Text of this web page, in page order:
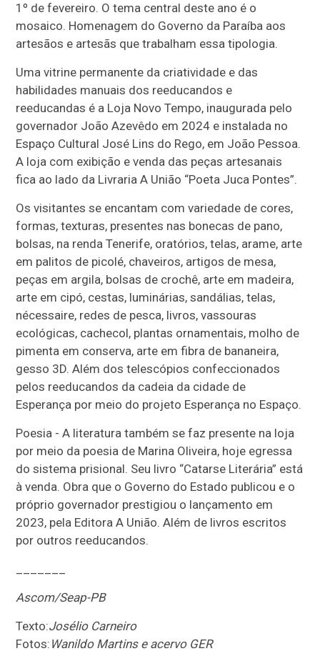
1º de fevereiro. O tema central deste ano é o
mosaico. Homenagem do Governo da Paraíba aos
artesãos e artesãs que trabalham essa tipologia.
Uma vitrine permanente da criatividade e das
habilidades manuais dos reeducandos e
reeducandas é a Loja Novo Tempo, inaugurada pelo
governador João Azevêdo em 2024 e instalada no
Espaço Cultural José Lins do Rego, em João Pessoa.
A loja com exibição e venda das peças artesanais
fica ao lado da Livraria A União “Poeta Juca Pontes”.
Os visitantes se encantam com variedade de cores,
formas, texturas, presentes nas bonecas de pano,
bolsas, na renda Tenerife, oratórios, telas, arame, arte
em palitos de picolé, chaveiros, artigos de mesa,
peças em argila, bolsas de crochê, arte em madeira,
arte em cipó, cestas, luminárias, sandálias, telas,
nécessaire, redes de pesca, livros, vassouras
ecológicas, cachecol, plantas ornamentais, molho de
pimenta em conserva, arte em fibra de bananeira,
gesso 3D. Além dos telescópios confeccionados
pelos reeducandos da cadeia da cidade de
Esperança por meio do projeto Esperança no Espaço.
Poesia - A literatura também se faz presente na loja
por meio da poesia de Marina Oliveira, hoje egressa
do sistema prisional. Seu livro “Catarse Literária” está
à venda. Obra que o Governo do Estado publicou e o
próprio governador prestigiou o lançamento em
2023, pela Editora A União. Além de livros escritos
por outros reeducandos.
Ascom/Seap-PB
Texto:Josélio Carneiro
Fotos: Wanildo Martins e acervo GER